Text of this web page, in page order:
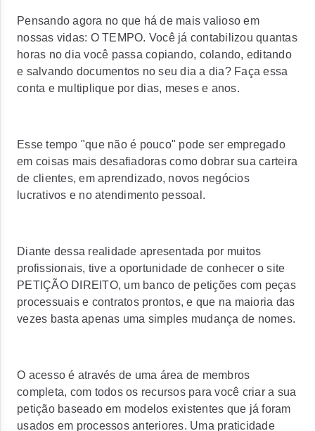
Pensando agora no que há de mais valioso em
nossas vidas: O TEMPO. Você já contabilizou quantas
horas no dia você passa copiando, colando, editando
e salvando documentos no seu dia a dia? Faça essa
conta e multiplique por dias, meses e anos.
Esse tempo "que não é pouco" pode ser empregado
em coisas mais desafiadoras como dobrar sua carteira
de clientes, em aprendizado, novos negócios
lucrativos e no atendimento pessoal.
Diante dessa realidade apresentada por muitos
profissionais, tive a oportunidade de conhecer o site
PETIÇÃO DIREITO, um banco de petições com peças
processuais e contratos prontos, e que na maioria das
vezes basta apenas uma simples mudança de nomes.
O acesso é através de uma área de membros
completa, com todos os recursos para você criar a sua
petição baseado em modelos existentes que já foram
usados em processos anteriores. Uma praticidade